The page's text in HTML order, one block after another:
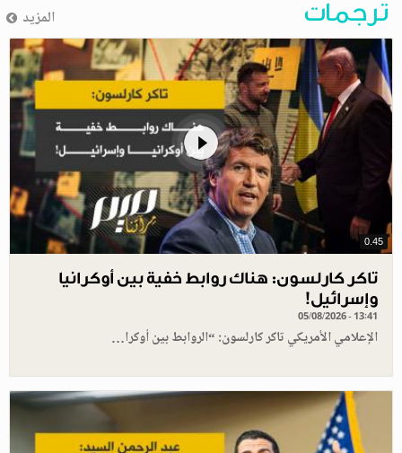
ترجمات المزيد
0.45
تاكر كارلسون: هناك روابط خفية بين أوكرانيا
وإسرائيل!
05/08/2026 - 13:41
الإعلامي الأمريكي تاكر كارلسون: “الروابط بين أوكرا…